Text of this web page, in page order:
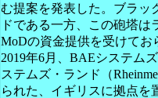
む提案を発表した。ブラッ
ドである一方、この砲塔
MoDの資金提供を受けてお
2019年6月、BAEシステム
ステムズ・ランド（
られた、イギリスに拠点を